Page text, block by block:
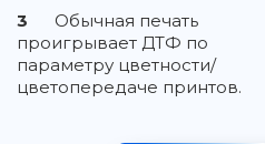
3
Обычная печать
проигрывает ДТФ по
параметру цветности/
цветопередаче принтов.